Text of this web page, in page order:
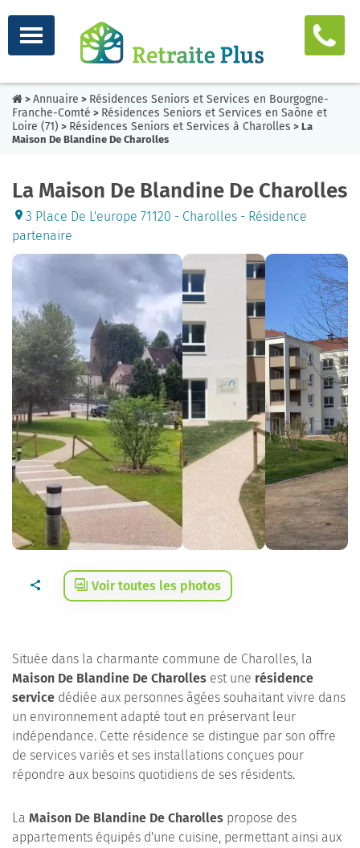
> Annuaire > Résidences Seniors et Services en Bourgogne-
Franche-Comté > Résidences Seniors et Services en Saône et
Loire (71) > Résidences Seniors et Services à Charolles > La
Maison De Blandine De Charolles
La Maison De Blandine De Charolles
3 Place De L'europe 71120 - Charolles - Résidence
partenaire
Voir toutes les photos
Située dans la charmante commune de Charolles, la
Maison De Blandine De Charolles est une résidence
service dédiée aux personnes âgées souhaitant vivre dans
un environnement adapté tout en préservant leur
indépendance. Cette résidence se distingue par son offre
de services variés et ses installations conçues pour
répondre aux besoins quotidiens de ses résidents.
La Maison De Blandine De Charolles propose des
appartements équipés d'une cuisine, permettant ainsi aux